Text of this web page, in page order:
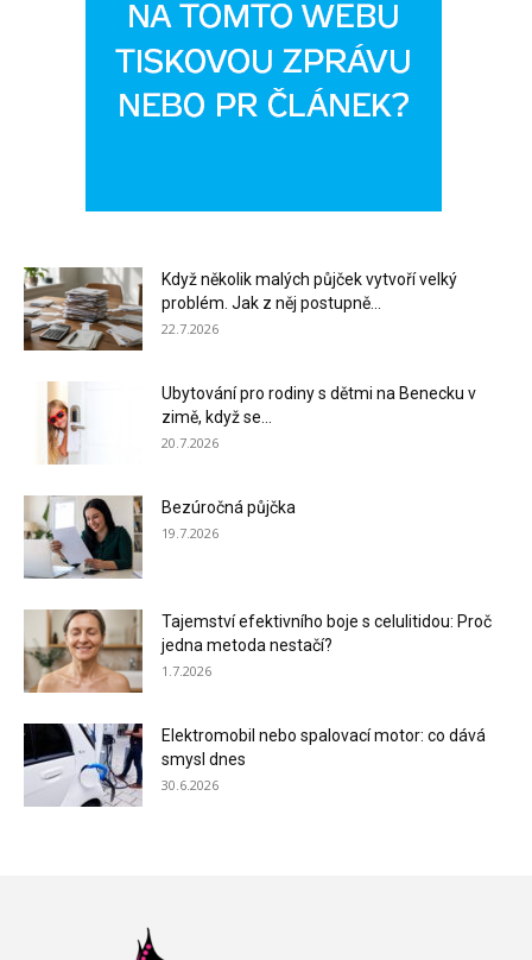
Když několik malých půjček vytvoří velký
problém. Jak z něj postupně...
22.7.2026
Ubytování pro rodiny s dětmi na Benecku v
zimě, když se...
20.7.2026
Bezúročná půjčka
19.7.2026
Tajemství efektivního boje s celulitidou: Proč
jedna metoda nestačí?
1.7.2026
Elektromobil nebo spalovací motor: co dává
smysl dnes
30.6.2026